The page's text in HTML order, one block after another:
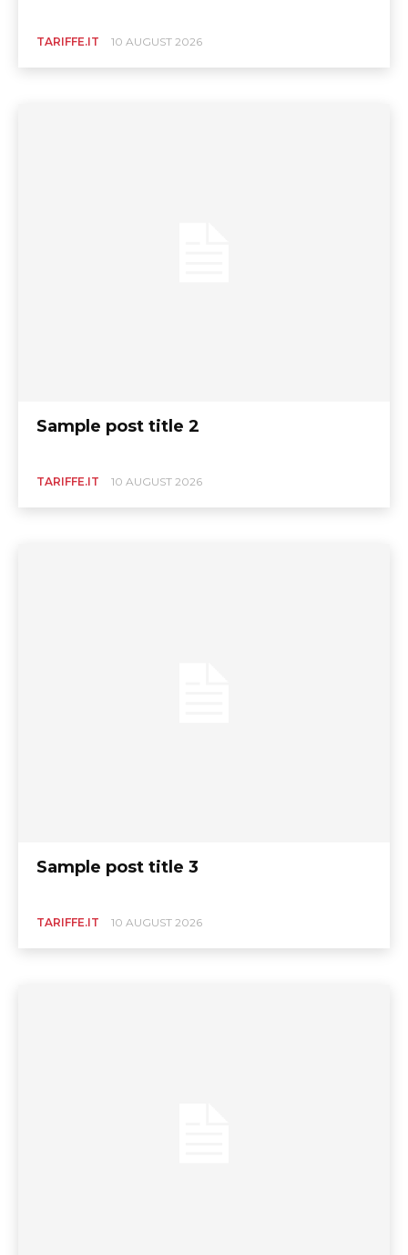
TARIFFE.IT 10 AUGUST 2026
Sample post title 2
TARIFFE.IT 10 AUGUST 2026
Sample post title 3
TARIFFE.IT 10 AUGUST 2026